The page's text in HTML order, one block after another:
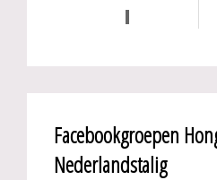
Facebookgroepen
Nederlandstalig